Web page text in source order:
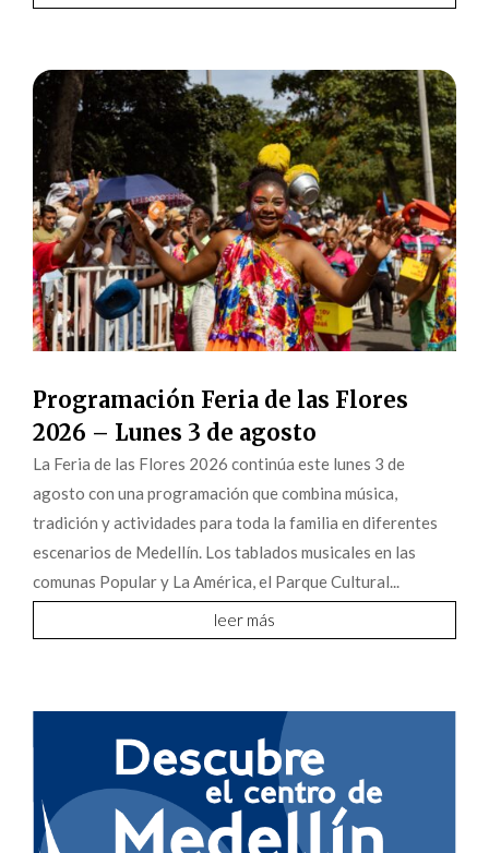
Programación Feria de las Flores
2026 – Lunes 3 de agosto
La Feria de las Flores 2026 continúa este lunes 3 de
agosto con una programación que combina música,
tradición y actividades para toda la familia en diferentes
escenarios de Medellín. Los tablados musicales en las
comunas Popular y La América, el Parque Cultural...
leer más